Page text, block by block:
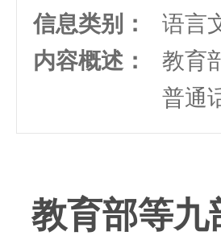
信息类别：
语言
内容概述：
教育
普通
教育部等